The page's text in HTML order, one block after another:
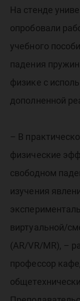
На стенде
опробовали
учебного
падения
физике с
дополненной
– В
физические
свободном
изучения
виртуальной/
(AR/VR/MR), –
профессор